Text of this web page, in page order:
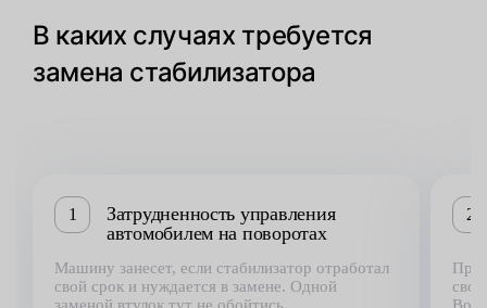
В каких случаях требуется
замена стабилизатора
1
Затрудненность управления
автомобилем на поворотах
Машину занесет, если стабилизатор отработал
свой срок и нуждается в замене. Одной
2